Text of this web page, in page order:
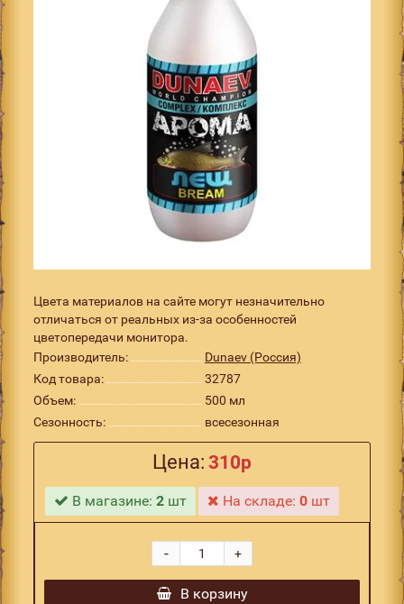
Цвета материалов на сайте могут незначительно
отличаться от реальных из-за особенностей
цветопередачи монитора.
Производитель:
Dunaev (Россия)
Код товара:
32787
Объем:
500 мл
Сезонность:
всесезонная
Цена: 310р
В магазине:2 шт На складе:0 шт
+
-
В корзину